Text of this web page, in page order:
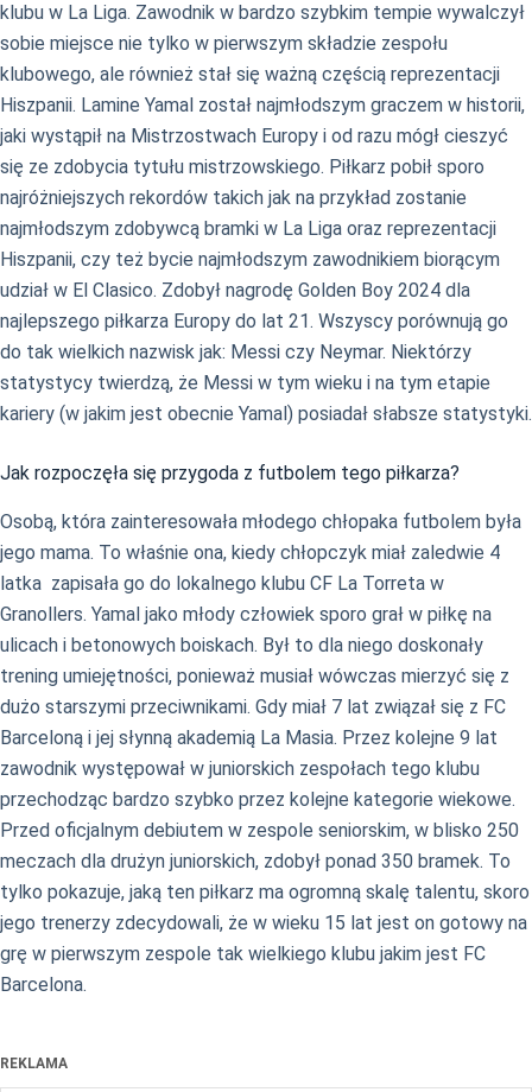
klubu w La Liga. Zawodnik w bardzo szybkim tempie wywalczył
sobie miejsce nie tylko w pierwszym składzie zespołu
klubowego, ale również stał się ważną częścią reprezentacji
Hiszpanii. Lamine Yamal został najmłodszym graczem w historii,
jaki wystąpił na Mistrzostwach Europy i od razu mógł cieszyć
się ze zdobycia tytułu mistrzowskiego. Piłkarz pobił sporo
najróżniejszych rekordów takich jak na przykład zostanie
najmłodszym zdobywcą bramki w La Liga oraz reprezentacji
Hiszpanii, czy też bycie najmłodszym zawodnikiem biorącym
udział w El Clasico. Zdobył nagrodę Golden Boy 2024 dla
najlepszego piłkarza Europy do lat 21. Wszyscy porównują go
do tak wielkich nazwisk jak: Messi czy Neymar. Niektórzy
statystycy twierdzą, że Messi w tym wieku i na tym etapie
kariery (w jakim jest obecnie Yamal) posiadał słabsze statystyki.
Jak rozpoczęła się przygoda z futbolem tego piłkarza?
Osobą, która zainteresowała młodego chłopaka futbolem była
jego mama. To właśnie ona, kiedy chłopczyk miał zaledwie 4
latka zapisała go do lokalnego klubu CF La Torreta w
Granollers. Yamal jako młody człowiek sporo grał w piłkę na
ulicach i betonowych boiskach. Był to dla niego doskonały
trening umiejętności, ponieważ musiał wówczas mierzyć się z
dużo starszymi przeciwnikami. Gdy miał 7 lat związał się z FC
Barceloną i jej słynną akademią La Masia. Przez kolejne 9 lat
zawodnik występował w juniorskich zespołach tego klubu
przechodząc bardzo szybko przez kolejne kategorie wiekowe.
Przed oficjalnym debiutem w zespole seniorskim, w blisko 250
meczach dla drużyn juniorskich, zdobył ponad 350 bramek. To
tylko pokazuje, jaką ten piłkarz ma ogromną skalę talentu, skoro
jego trenerzy zdecydowali, że w wieku 15 lat jest on gotowy na
grę w pierwszym zespole tak wielkiego klubu jakim jest FC
Barcelona.
REKLAMA